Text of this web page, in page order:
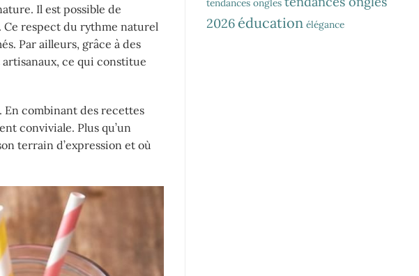
Il est possible de
Ce respect du rythme naturel
Par ailleurs, grâce à des
ce qui constitue
combinant des recettes
conviviale. Plus qu’un
terrain d’expression et où
tendances ongles
2026 éducation élégance